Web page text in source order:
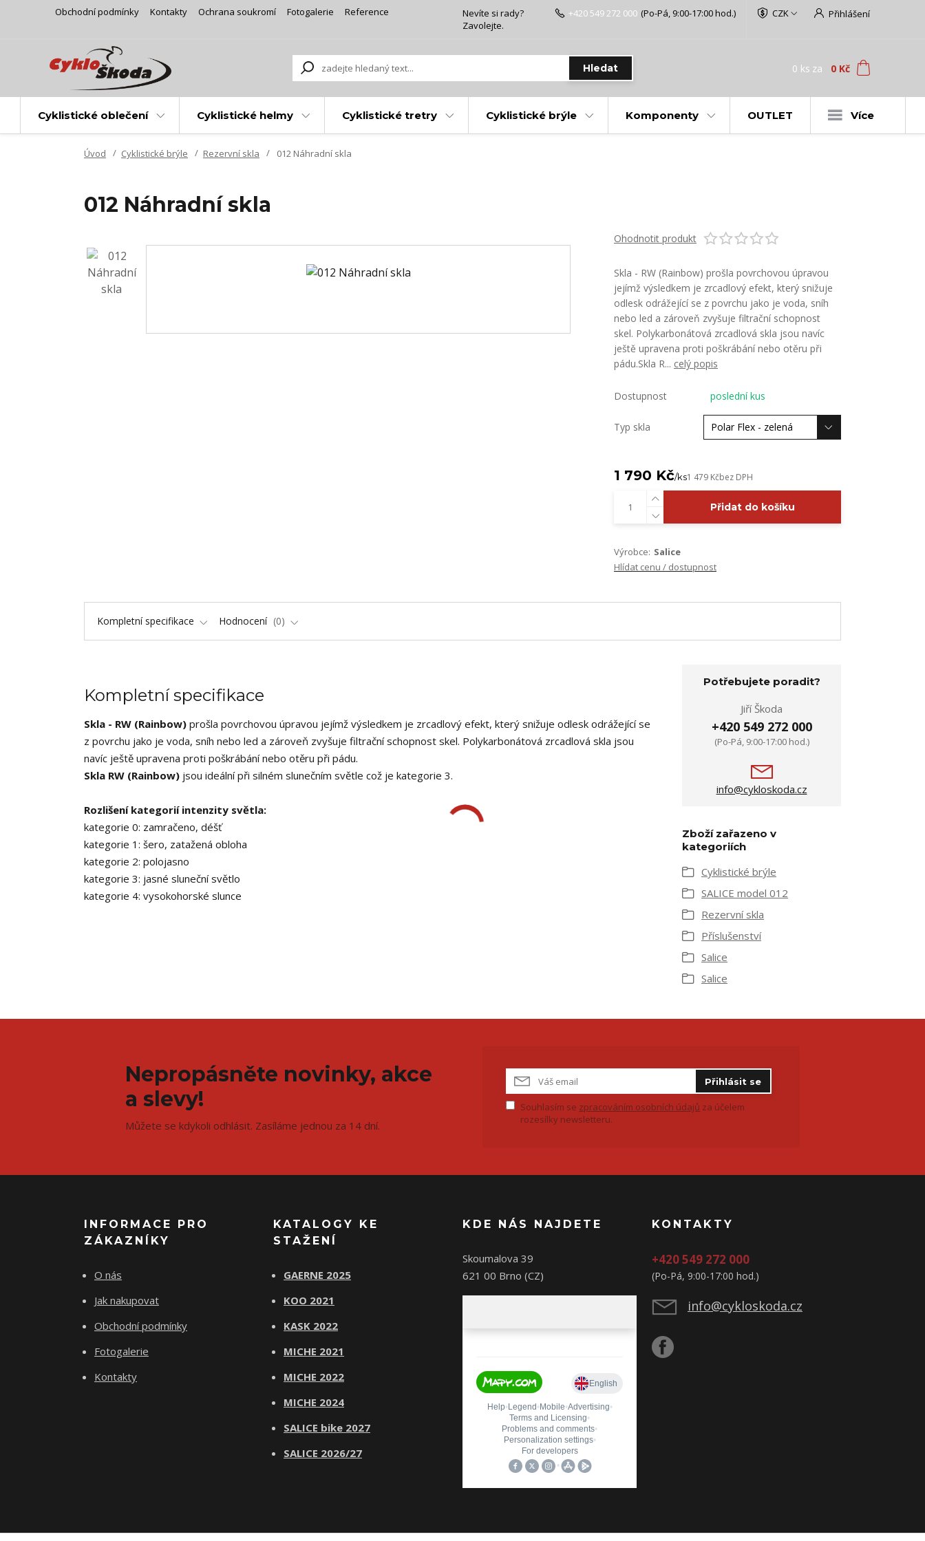
Obchodní podmínky Kontakty Ochrana soukromí Fotogalerie Reference CZK Přihlášení
Hledat
Nevíte si rady?
Zavolejte.
+420 549 272 000 (Po-Pá, 9:00-17:00 hod.)
0 ks za 0 Kč
Cyklistické oblečení Cyklistické helmy Cyklistické tretry Cyklistické brýle Komponenty OUTLET Více
Úvod Cyklistické brýle Rezervní skla 012 Náhradní skla
012 Náhradní skla
Ohodnotit produkt
Skla - RW (Rainbow) prošla povrchovou úpravou
jejímž výsledkem je zrcadlový efekt, který snižuje
odlesk odrážející se z povrchu jako je voda, sníh
nebo led a zároveň zvyšuje filtrační schopnost
skel. Polykarbonátová zrcadlová skla jsou navíc
ještě upravena proti poškrábání nebo otěru při
pádu.Skla R... celý popis
Dostupnost poslední kus
Typ skla
1 790 Kč/ks1 479 Kčbez DPH
Přidat do košíku
Výrobce: Salice
Hlídat cenu / dostupnost
Kompletní specifikace Hodnocení 0
Kompletní specifikace
Skla - RW (Rainbow) prošla povrchovou úpravou jejímž výsledkem je zrcadlový efekt, který snižuje odlesk odrážející se
z povrchu jako je voda, sníh nebo led a zároveň zvyšuje filtrační schopnost skel. Polykarbonátová zrcadlová skla jsou
navíc ještě upravena proti poškrábání nebo otěru při pádu.
Skla RW (Rainbow) jsou ideální při silném slunečním světle což je kategorie 3.
Rozlišení kategorií intenzity světla:
kategorie 0: zamračeno, déšť
kategorie 1: šero, zatažená obloha
kategorie 2: polojasno
kategorie 3: jasné sluneční světlo
kategorie 4: vysokohorské slunce
Potřebujete poradit?
Jiří Škoda
+420 549 272 000
(Po-Pá, 9:00-17:00 hod.)
info@cykloskoda.cz
Zboží zařazeno v
kategoriích
Cyklistické brýle
SALICE model 012
Rezervní skla
Příslušenství
Salice
Salice
Nepropásněte novinky, akce
a slevy!
Můžete se kdykoli odhlásit. Zasíláme jednou za 14 dní.
Přihlásit se
Souhlasím se zpracováním osobních údajů za účelem
rozesílky newsletteru.
INFORMACE PRO
ZÁKAZNÍKY
O nás
Jak nakupovat
Obchodní podmínky
Fotogalerie
Kontakty
KATALOGY KE
STAŽENÍ
GAERNE 2025
KOO 2021
KASK 2022
MICHE 2021
MICHE 2022
MICHE 2024
SALICE bike 2027
SALICE 2026/27
KDE NÁS NAJDETE
Skoumalova 39
621 00 Brno (CZ)
KONTAKTY
+420 549 272 000
(Po-Pá, 9:00-17:00 hod.)
info@cykloskoda.cz